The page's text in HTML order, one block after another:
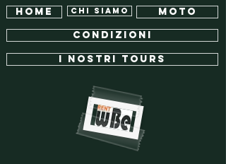
Home Chi siamo
Moto
Condizioni
I NOSTRI TOURS